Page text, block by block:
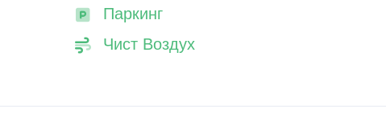
Паркинг
Чист Воздух